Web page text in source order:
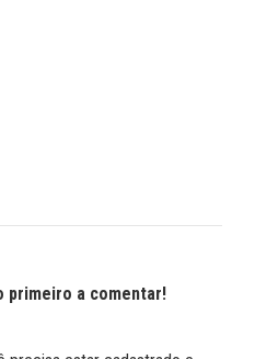
primeiro a comentar!